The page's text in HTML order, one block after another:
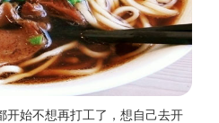
开始不想再打工了，想自己去开